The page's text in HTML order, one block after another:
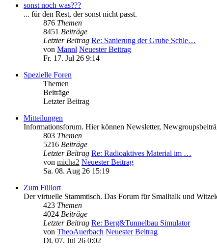
sonst noch was???
... für den Rest, der sonst nicht passt.
876 Themen
8451 Beiträge
Letzter Beitrag Re: Sanierung der Grube Schle…
von Mannl Neuester Beitrag
Fr. 17. Jul 26 9:14
Spezielle Foren
Themen
Beiträge
Letzter Beitrag
Mitteilungen
Informationsforum. Hier können Newsletter,
803 Themen
5216 Beiträge
Letzter Beitrag Re: Radioaktives Material im …
von micha2 Neuester Beitrag
Sa. 08. Aug 26 15:19
Zum Füllort
Der virtuelle Stammtisch. Das Forum für Smalltalk und
423 Themen
4024 Beiträge
Letzter Beitrag Re: Berg&Tunnelbau Simulator
von TheoAuerbach Neuester Beitrag
Di. 07. Jul 26 0:02